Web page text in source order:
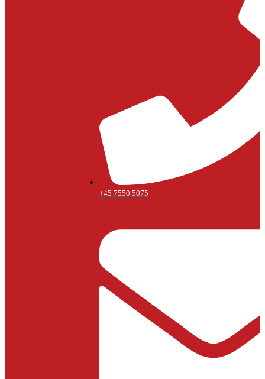
+45 7550 5075